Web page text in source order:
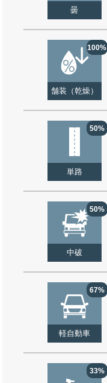
曇
100%
舗装（乾燥）
50%
単路
50%
中破
67%
軽自動車
33%